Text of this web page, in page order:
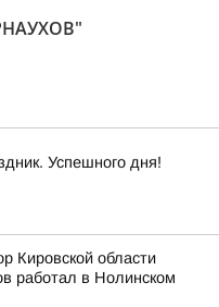
Успешного дня!
Кировской области
работал в Нолинском